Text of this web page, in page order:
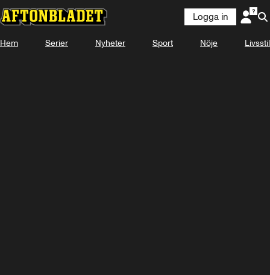
Logga in
Hem Serier Nyheter Sport Nöje Livsstil